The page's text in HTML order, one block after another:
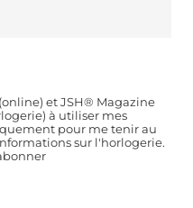
et JSH® Magazine
à utiliser mes
pour me tenir au
sur l'horlogerie.